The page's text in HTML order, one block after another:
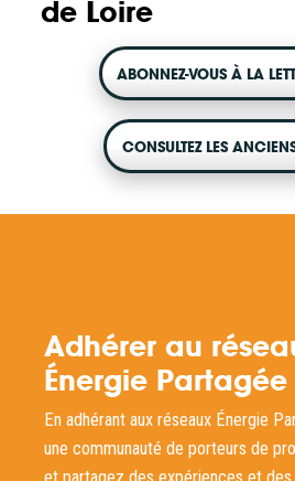
de Loire
ABONNEZ-VOUS À LA
CONSULTEZ LES
Adhérer au
Énergie Partagée
En adhérant aux réseaux Énergie
une communauté de porteurs de